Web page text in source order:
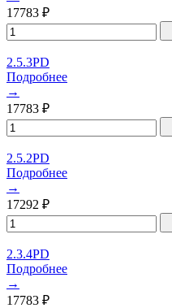
17783 ₽
2.5.3PD
Подробнее
→
17783 ₽
2.5.2PD
Подробнее
→
17292 ₽
2.3.4PD
Подробнее
→
17783 ₽